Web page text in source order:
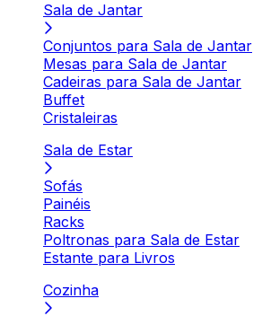
Sala de Jantar
Conjuntos para Sala de Jantar
Mesas para Sala de Jantar
Cadeiras para Sala de Jantar
Buffet
Cristaleiras
Sala de Estar
Sofás
Painéis
Racks
Poltronas para Sala de Estar
Estante para Livros
Cozinha